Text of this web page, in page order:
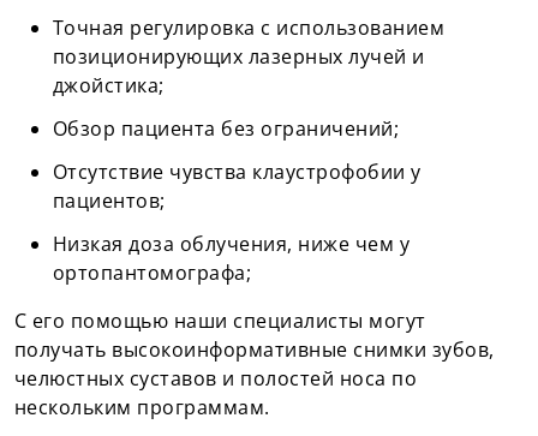
Точная регулировка с использованием
позиционирующих лазерных лучей и
джойстика;
Обзор пациента без ограничений;
Отсутствие чувства клаустрофобии у
пациентов;
Низкая доза облучения, ниже чем у
ортопантомографа;
С его помощью наши специалисты могут
получать высокоинформативные снимки зубов,
челюстных суставов и полостей носа по
нескольким программам.